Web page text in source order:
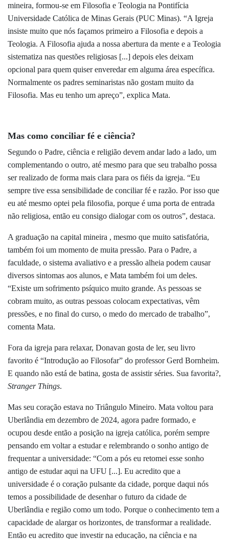
mineira, formou-se em Filosofia e Teologia na Pontifícia
Universidade Católica de Minas Gerais (PUC Minas). “A Igreja
insiste muito que nós façamos primeiro a Filosofia e depois a
Teologia. A Filosofia ajuda a nossa abertura da mente e a Teologia
sistematiza nas questões religiosas [...] depois eles deixam
opcional para quem quiser enveredar em alguma área específica.
Normalmente os padres seminaristas não gostam muito da
Filosofia. Mas eu tenho um apreço”, explica Mata.
Mas como conciliar fé e ciência?
Segundo o Padre, ciência e religião devem andar lado a lado, um
complementando o outro, até mesmo para que seu trabalho possa
ser realizado de forma mais clara para os fiéis da igreja. “Eu
sempre tive essa sensibilidade de conciliar fé e razão. Por isso que
eu até mesmo optei pela filosofia, porque é uma porta de entrada
não religiosa, então eu consigo dialogar com os outros”, destaca.
A graduação na capital mineira , mesmo que muito satisfatória,
também foi um momento de muita pressão. Para o Padre, a
faculdade, o sistema avaliativo e a pressão alheia podem causar
diversos sintomas aos alunos, e Mata também foi um deles.
“Existe um sofrimento psíquico muito grande. As pessoas se
cobram muito, as outras pessoas colocam expectativas, vêm
pressões, e no final do curso, o medo do mercado de trabalho”,
comenta Mata.
Fora da igreja para relaxar, Donavan gosta de ler, seu livro
favorito é “Introdução ao Filosofar” do professor Gerd Bornheim.
E quando não está de batina, gosta de assistir séries. Sua favorita?,
Stranger Things.
Mas seu coração estava no Triângulo Mineiro. Mata voltou para
Uberlândia em dezembro de 2024, agora padre formado, e
ocupou desde então a posição na igreja católica, porém sempre
pensando em voltar a estudar e relembrando o sonho antigo de
frequentar a universidade: “Com a pós eu retomei esse sonho
antigo de estudar aqui na UFU [...]. Eu acredito que a
universidade é o coração pulsante da cidade, porque daqui nós
temos a possibilidade de desenhar o futuro da cidade de
Uberlândia e região como um todo. Porque o conhecimento tem a
capacidade de alargar os horizontes, de transformar a realidade.
Então eu acredito que investir na educação, na ciência e na